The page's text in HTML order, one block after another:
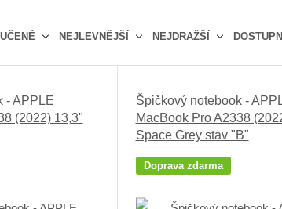
NEJLEVNĚJŠÍ NEJDRAŽŠÍ
z
e
n
- APPLE
(2022) 13,3"
Špičkový notebook -
MacBook Pro A2338
Space Grey stav "B"
Doprava zdarma